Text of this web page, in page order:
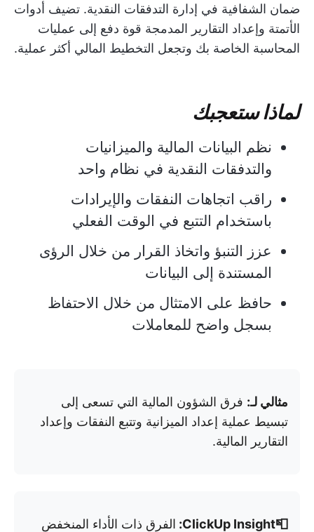
ضمان الشفافية في إدارة التدفقات النقدية. تضيف أدوات
الأتمتة وإعداد التقارير المدمجة قوة دفع إلى عمليات
المحاسبة الخاصة بك وتجعل التخطيط المالي أكثر عملية.
لماذا ستعجبك
نظم البيانات المالية والميزانيات
والتدفقات النقدية في نظام واحد
راقب اتجاهات النفقات والإيرادات
باستخدام التتبع في الوقت الفعلي
عزز التنبؤ واتخاذ القرار من خلال الرؤى
المستندة إلى البيانات
حافظ على الامتثال من خلال الاحتفاظ
بسجل واضح للمعاملات
مثالي لـ: فرق الشؤون المالية التي تسعى إلى
تبسيط عملية إعداد الميزانية وتتبع النفقات وإعداد
التقارير المالية.
📮ClickUp Insight:
الفرق ذات الأداء المنخفض